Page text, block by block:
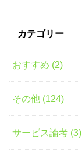
カテゴリー
おすすめ (2)
その他 (124)
サービス論考 (3)